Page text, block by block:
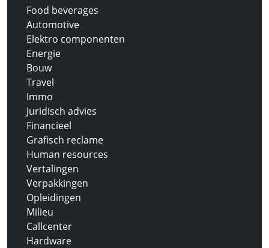
Food beverages
Automotive
Elektro componenten
Energie
Bouw
Travel
Immo
Juridisch advies
Financieel
Grafisch reclame
Human resources
Vertalingen
Verpakkingen
Opleidingen
Milieu
Callcenter
Hardware